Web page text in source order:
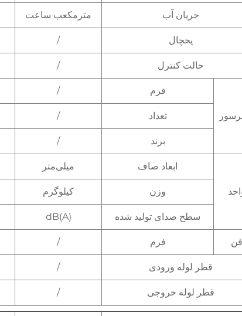
جریان آب مترمکعب ساعت
یخچال /
حالت کنترل /
فرم /
تعداد /
برند /
ابعاد صاف میلی‌متر
وزن کیلوگرم
سطح صدای تولید شده dB(A)
فن فرم /
قطر لوله ورودی /
قطر لوله خروجی /